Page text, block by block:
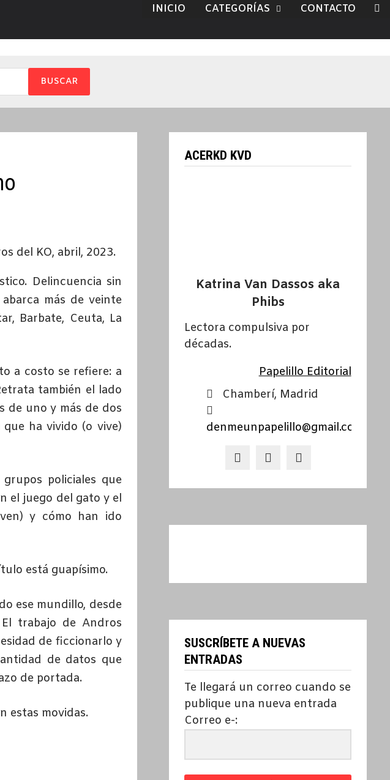
INICIO CATEGORÍAS CONTACTO
Delincuencia sin
más de veinte
Barbate, Ceuta, La
a costo se refiere: a
también el lado
de uno y más de dos
ha vivido (o vive)
policiales que
el juego del gato y el
y cómo han ido
está guapísimo.
ese mundillo, desde
trabajo de Andros
de ficcionarlo y
de datos que
de portada.
estas movidas.
ACERKD KVD
Katrina Van Dassos aka
Phibs
Lectora compulsiva por
décadas.
Papelillo Editorial
Chamberí, Madrid
denmeunpapelillo@gmail.com
SUSCRÍBETE A NUEVAS
ENTRADAS
Te llegará un correo cuando se
publique una nueva entrada
Correo e-: